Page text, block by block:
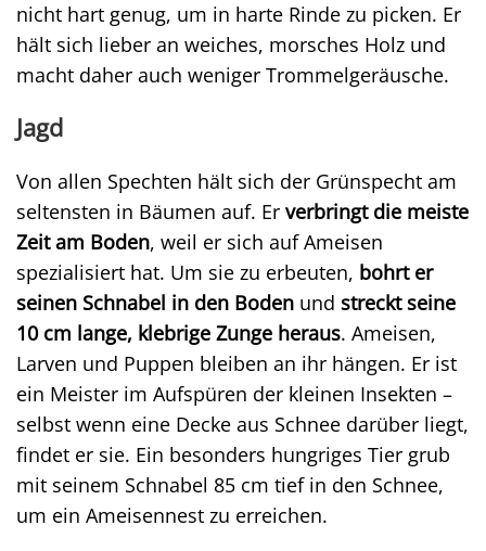
nicht hart genug, um in harte Rinde zu picken. Er
hält sich lieber an weiches, morsches Holz und
macht daher auch weniger Trommelgeräusche.
Jagd
Von allen Spechten hält sich der Grünspecht am
seltensten in Bäumen auf. Er verbringt die meiste
Zeit am Boden, weil er sich auf Ameisen
spezialisiert hat. Um sie zu erbeuten, bohrt er
seinen Schnabel in den Boden und streckt seine
10 cm lange, klebrige Zunge heraus. Ameisen,
Larven und Puppen bleiben an ihr hängen. Er ist
ein Meister im Aufspüren der kleinen Insekten –
selbst wenn eine Decke aus Schnee darüber liegt,
findet er sie. Ein besonders hungriges Tier grub
mit seinem Schnabel 85 cm tief in den Schnee,
um ein Ameisennest zu erreichen.